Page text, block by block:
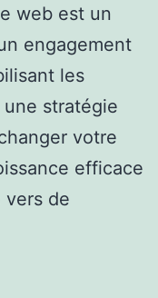
web est un
engagement
les
stratégie
votre
efficace
vers de